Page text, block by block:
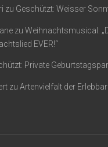
zu Geschützt: Weisser
zu Weihnachtsmusical:
EVER!“
Private
zu Artenvielfalt der